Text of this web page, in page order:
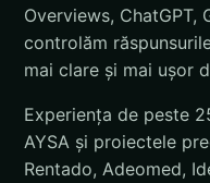
Overviews, ChatGPT,
controlăm
mai clare și mai ușor
Experiența de peste
AYSA și proiectele
Rentado, Adeomed,